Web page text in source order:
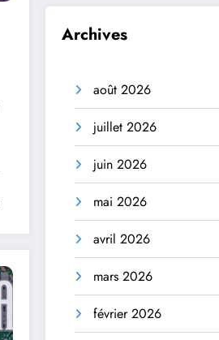
Archives
août 2026
juillet 2026
juin 2026
mai 2026
avril 2026
mars 2026
février 2026